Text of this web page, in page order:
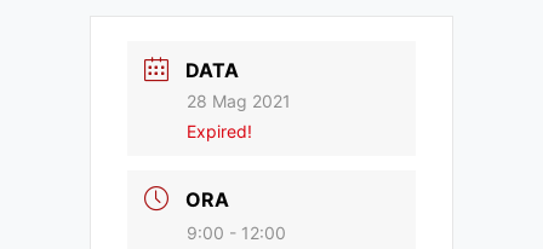
DATA
28 Mag 2021
Expired!
ORA
9:00 - 12:00